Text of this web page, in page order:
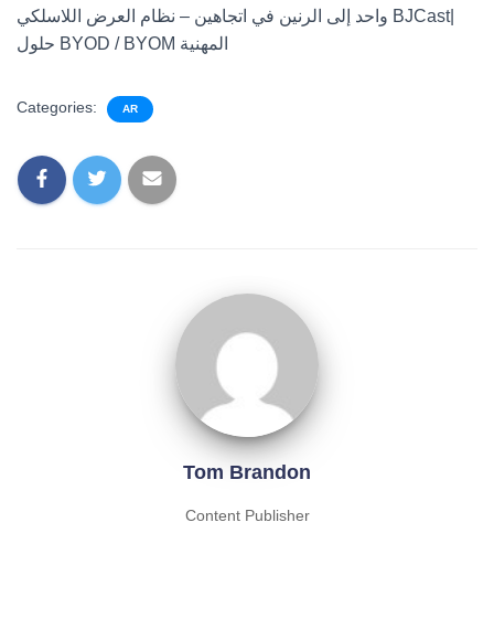
واحد إلى الرنين في اتجاهين – نظام العرض اللاسلكي BJCast|
حلول BYOD / BYOM المهنية
Categories: AR
Tom Brandon
Content Publisher